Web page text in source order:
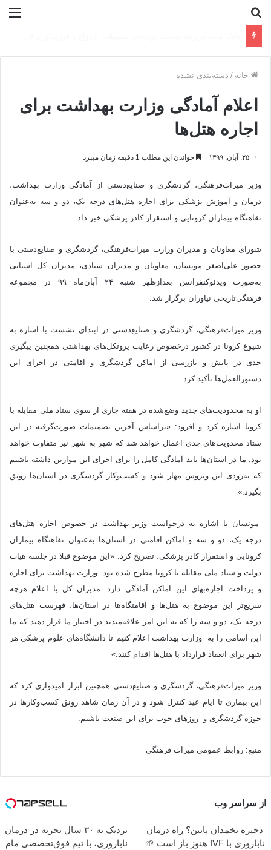
خانه / دسته‌بندی نشده
اعلام آما‌دگی وزارت بهداشت برای
اجاره هتل‌ها
۲۵, آبان, ۱۳۹۹ خواندن این مطلب 1 دقیقه زمان میبرد
وزیر میراث‌فرهنگی، گردشگری و صنایع‌دستی از آمادگی وزارت بهداشت،
درمان و آموزش پزشکی برای اجاره هتل‌های درجه یک، دو و سه به‌عنوان
نقاهتگاه بیماران کرونایی و استقرار کادر پزشکی خبر داد.
شورای معاونان و مدیران وزارت میراث‌فرهنگی، گردشگری و صنایع‌دستی با
حضور علی‌اصغر مونسان، معاونان و مدیران ستادی، مدیران کل استانی
به‌صورت ویدئوکنفرانس بعدازظهر شنبه ۲۴ آبان‌ماه ۹۹ در مجموعه
فرهنگی‌تاریخی نیاوران برگزار شد.
وزیر میراث‌فرهنگی، گردشگری و صنایع‌دستی در ابتدای نشست با اشاره به
شیوع کرونا در کشور درخصوص رعایت پروتکل‌های بهداشتی همچنین پیگیری
جدی در پایش و بازرسی از اماکن گردشگری و اقامتی در اجرای این
دستورالعمل‌ها تأکید کرد.
او به محدودیت‌های جدید وضع‌شده در هفته جاری از سوی ستاد ملی مقابله با
کرونا اشاره کرد و افزود: «براساس آخرین تصمیمات صورت‌گرفته در این
ستاد محدویت‌های جدی اعمال خواهد شد که شهر به شهر نیز متفاوت خواهد
بود. ما در استان‌ها باید آمادگی کامل را برای اجرای این موازین داشته باشیم
که به‌زودی این ویروس مهار شود و کسب‌و‌کار گردشگری در استان‌ها رونق
بگیرد.»
مونسان با اشاره به درخواست وزیر بهداشت در خصوص اجاره هتل‌های
درجه یک، دو و سه و اماکن اقامتی در استان‌ها به‌عنوان نقاهتگاه بیماران
کرونایی و استقرار کادر پزشکی، تصریح کرد: «این موضوع قبلا در جلسه هیات
دولت و ستاد ملی مقابله با کرونا مطرح شده بود. وزارت بهداشت برای اجاره
و پرداخت اجاره‌بهای این اماکن آمادگی دارد. مدیران کل با اعلام هرچه
سریع‌تر این موضوع به هتل‌ها و اقامتگاه‌ها در استان‌ها، فهرست هتل‌های
درجه یک، دو و سه را که به این امر علاقه‌مندند در اختیار ما قرار دهند که ما
این اسامی را به وزارت بهداشت اعلام کنیم تا دانشگاه‌های علوم پزشکی هر
شهر برای انعقاد قرارداد با هتل‌ها اقدام کنند.»
وزیر میراث‌فرهنگی، گردشگری و صنایع‌دستی همچنین ابراز امیدواری کرد که
این بیماری تا ایام عید کنترل شود و در آن زمان شاهد رونق کسب‌و‌کارها در
حوزه گردشگری و روزهای خوب برای این صنعت باشیم.
منبع: روابط عمومی میراث فرهنگی
از سراسر وب
ذخیره تخمدان پایین؟ راه درمان
ناباروری با IVF هنوز باز است 🌱
نزدیک به ۳۰ سال تجربه در درمان
ناباروری، با تیم فوق‌تخصصی مام